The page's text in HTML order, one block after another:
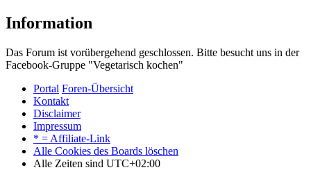
Information
Das Forum ist vorübergehend geschlossen. Bitte besucht uns in der
Facebook-Gruppe "Vegetarisch kochen"
Portal Foren-Übersicht
Kontakt
Disclaimer
Impressum
* = Affiliate-Link
Alle Cookies des Boards löschen
Alle Zeiten sind UTC+02:00